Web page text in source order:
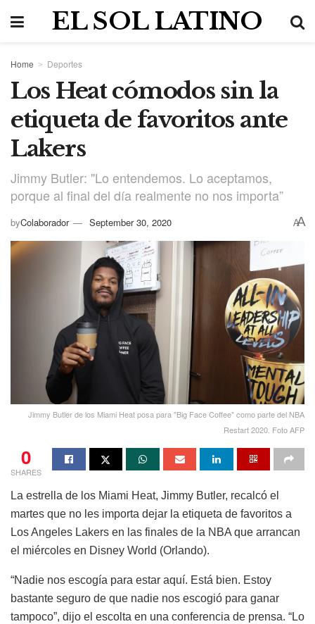
EL SOL LATINO
Home Deportes
Los Heat cómodos sin la
etiqueta de favoritos ante
Lakers
Jimmy Butler: "Lo entendemos. Lo aceptamos,
porque al final del día realmente no nos importa”
byColaborador September 30, 2020 AA
Jimmy Butler de los Miami Heat posa para "Big Face Coffee" como parte del NBA
Restart 2020. Foto AFP
0
SHARES
La estrella de los Miami Heat, Jimmy Butler, recalcó el
martes que no les importa dejar la etiqueta de favoritos a
Los Angeles Lakers en las finales de la NBA que arrancan
el miércoles en Disney World (Orlando).
“Nadie nos escogía para estar aquí. Está bien. Estoy
bastante seguro de que nadie nos escogió para ganar
tampoco”, dijo el escolta en una conferencia de prensa. “Lo